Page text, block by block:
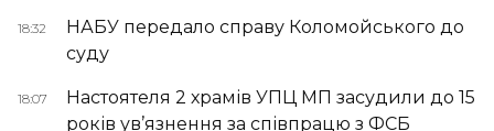
18:32
НАБУ передало справу Коломойського до
суду
18:07
Настоятеля 2 храмів УПЦ МП засудили до 15
років ув’язнення за співпрацю з ФСБ